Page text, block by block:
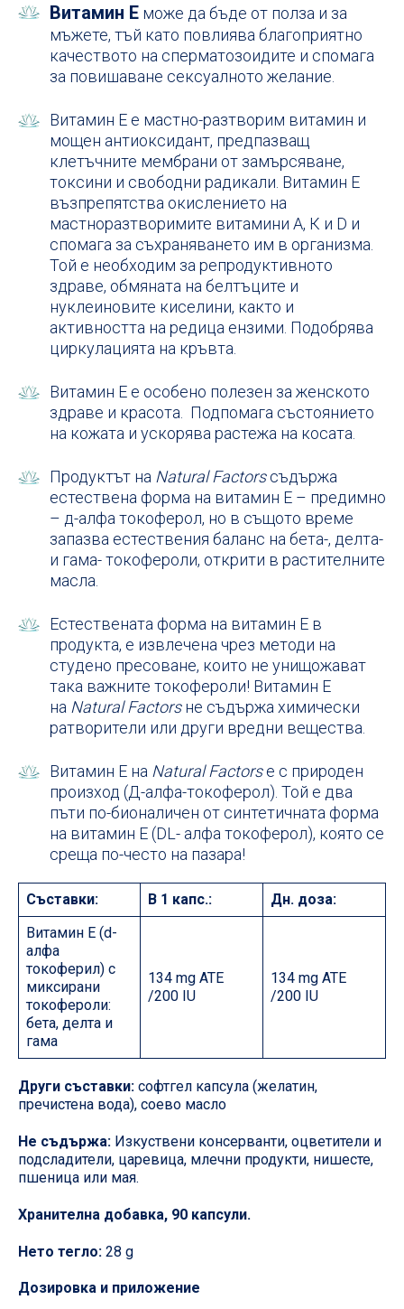
Витамин Е може да бъде от полза и за
мъжете, тъй като повлиява благоприятно
качеството на сперматозоидите и спомага
за повишаване сексуалното желание.
Витамин Е е мастно-разтворим витамин и
мощен антиоксидант, предпазващ
клетъчните мембрани от замърсяване,
токсини и свободни радикали. Витамин Е
възпрепятства окислението на
мастноразтворимите витамини А, К и D и
спомага за съхраняването им в организма.
Той е необходим за репродуктивното
здраве, обмяната на белтъците и
нуклеиновите киселини, както и
активността на редица ензими. Подобрява
циркулацията на кръвта.
Витамин Е е особено полезен за женското
здраве и красота. Подпомага състоянието
на кожата и ускорява растежа на косата.
Продуктът на Natural Factorsсъдържа
естествена форма на витамин Е – предимно
– д-алфа токоферол, но в същото време
запазва естествения баланс на бета-, делта-
и гама- токофероли, открити в растителните
масла.
Естествената форма на витамин Е в
продукта, е извлечена чрез методи на
студено пресоване, които не унищожават
така важните токофероли! Витамин Е
на Natural Factorsне съдържа химически
ратворители или други вредни вещества.
Витамин Е на Natural Factorsе с природен
произход (Д-алфа-токоферол). Той е два
пъти по-бионаличен от синтетичната форма
на витамин Е (DL- алфа токоферол), която се
среща по-често на пазара!
Съставки: В 1 капс.:
Дн. доза:
Витамин Е (d-
алфа
токоферил) с
миксирани
токофероли:
бета, делта и
гама
134 mg ATE
/200 IU
134 mg ATE
/200 IU
Други съставки: софтгел капсула (желатин,
пречистена вода), соево масло
Не съдържа: Изкуствени консерванти, оцветители и
подсладители, царевица, млечни продукти, нишесте,
пшеница или мая.
Хранителна добавка, 90 капсули.
Нето тегло: 28 g
Дозировка и приложение